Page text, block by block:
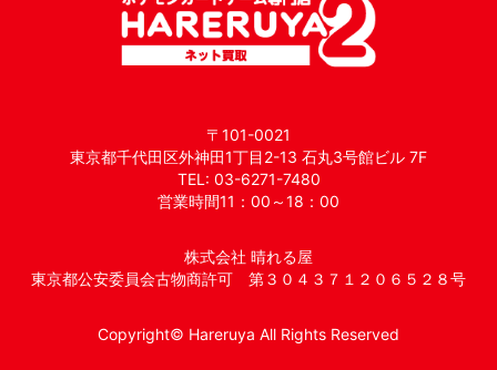
〒101-0021
東京都千代田区外神田1丁目2-13 石丸3号館ビル 7F
TEL: 03-6271-7480
営業時間11：00～18：00
株式会社 晴れる屋
東京都公安委員会古物商許可 第３０４３７１２０６５２８号
Copyright© Hareruya All Rights Reserved